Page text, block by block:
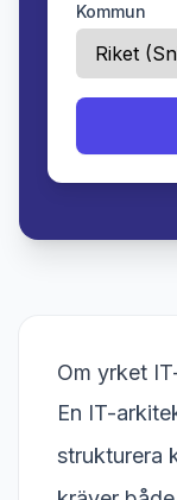
Kommun
Om yrket
En IT-
strukturera